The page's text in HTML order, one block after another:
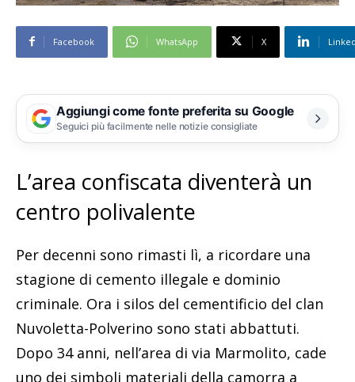
Facebook WhatsApp X
Aggiungi come fonte preferita su Google
Seguici più facilmente nelle notizie consigliate
L’area confiscata diventerà un
centro polivalente
Per decenni sono rimasti lì, a ricordare una
stagione di cemento illegale e dominio
criminale. Ora i silos del cementificio del clan
Nuvoletta-Polverino sono stati abbattuti.
Dopo 34 anni, nell’area di via Marmolito, cade
uno dei simboli materiali della camorra a